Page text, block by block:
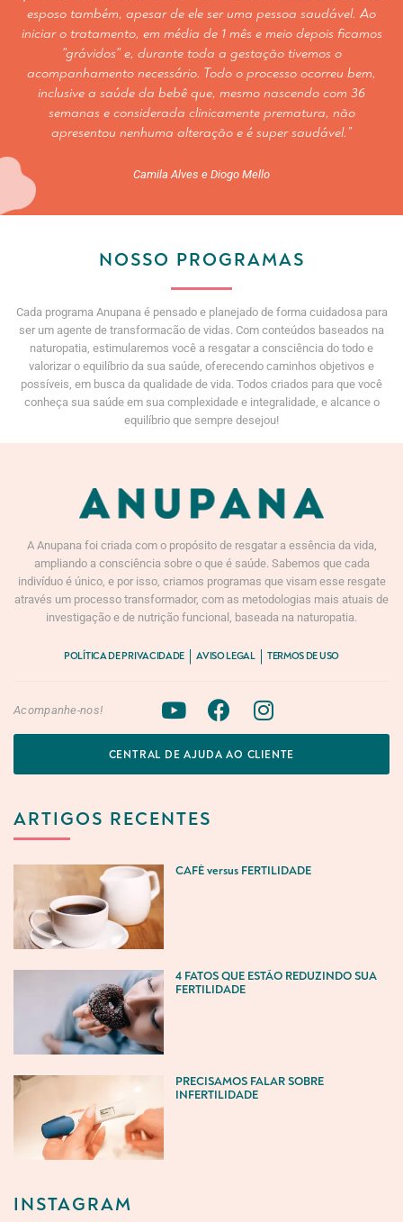
esposo também, apesar de ele ser uma pessoa saudável. Ao
iniciar o tratamento, em média de 1 mês e meio depois ficamos
"grávidos" e, durante toda a gestação tivemos o
acompanhamento necessário. Todo o processo ocorreu bem,
inclusive a saúde da bebê que, mesmo nascendo com 36
semanas e considerada clinicamente prematura, não
apresentou nenhuma alteração e é super saudável.”
Camila Alves e Diogo Mello
NOSSO PROGRAMAS
Cada programa Anupana é pensado e planejado de forma cuidadosa para
ser um agente de transformacão de vidas. Com conteúdos baseados na
naturopatia, estimularemos você a resgatar a consciência do todo e
valorizar o equilíbrio da sua saúde, oferecendo caminhos objetivos e
possíveis, em busca da qualidade de vida. Todos criados para que você
conheça sua saúde em sua complexidade e integralidade, e alcance o
equilíbrio que sempre desejou!
A Anupana foi criada com o propósito de resgatar a essência da vida,
ampliando a consciência sobre o que é saúde. Sabemos que cada
indivíduo é único, e por isso, criamos programas que visam esse resgate
através um processo transformador, com as metodologias mais atuais de
investigação e de nutrição funcional, baseada na naturopatia.
POLÍTICA DE PRIVACIDADE AVISO LEGAL TERMOS DE USO
Acompanhe-nos!
CENTRAL DE AJUDA AO CLIENTE
ARTIGOS RECENTES
CAFÉ versus FERTILIDADE
4 FATOS QUE ESTÃO REDUZINDO SUA
FERTILIDADE
PRECISAMOS FALAR SOBRE
INFERTILIDADE
INSTAGRAM